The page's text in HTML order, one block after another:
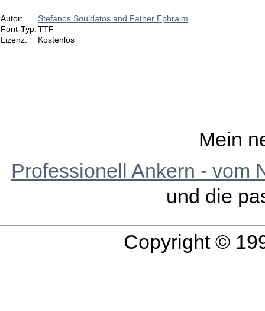
Autor:
Stefanos Souldatos and Father Ephraim
Font-Typ:TTF
Lizenz:
Kostenlos
Mein
Professionell Ankern - vom
und die
Copyright ©